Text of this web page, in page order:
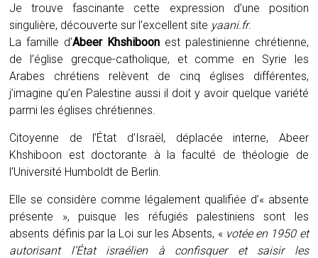
Je trouve fascinante cette expression d’une position
singulière, découverte sur l’excellent site yaani.fr.
La famille d’Abeer Khshiboon est palestinienne chrétienne,
de l’église grecque-catholique, et comme en Syrie les
Arabes chrétiens relèvent de cinq églises différentes,
j’imagine qu’en Palestine aussi il doit y avoir quelque variété
parmi les églises chrétiennes.
Citoyenne de l’État d’Israël, déplacée interne, Abeer
Khshiboon est doctorante à la faculté de théologie de
l’Université Humboldt de Berlin.
Elle se considère comme légalement qualifiée d’« absente
présente », puisque les réfugiés palestiniens sont les
absents définis par la Loi sur les Absents, « votée en 1950 et
autorisant l’État israélien à confisquer et saisir les